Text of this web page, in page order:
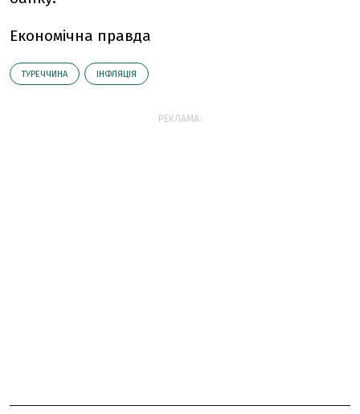
Економічна правда
ТУРЕЧЧИНА ІНФЛЯЦІЯ
РЕКЛАМА: